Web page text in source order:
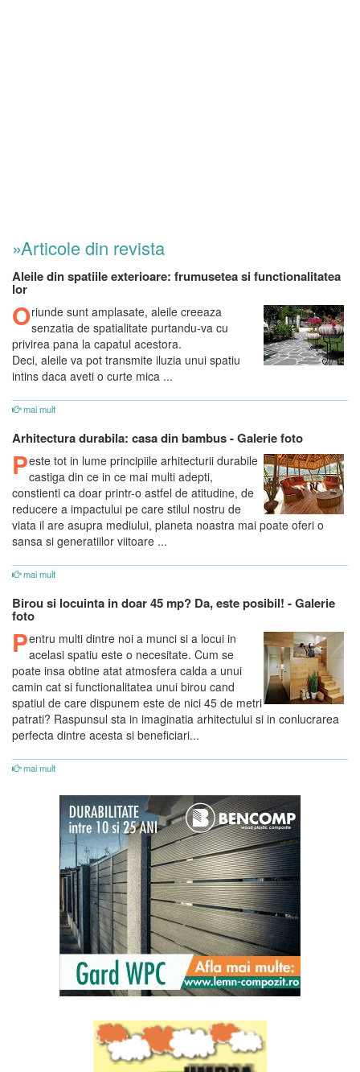
»Articole din revista
Aleile din spatiile exterioare: frumusetea si functionalitatea
lor
Oriunde sunt amplasate, aleile creeaza
senzatia de spatialitate purtandu-va cu
privirea pana la capatul acestora.
Deci, aleile va pot transmite iluzia unui spatiu
intins daca aveti o curte mica ...
mai mult
Arhitectura durabila: casa din bambus - Galerie foto
Peste tot in lume principiile arhitecturii durabile
castiga din ce in ce mai multi adepti,
constienti ca doar printr-o astfel de atitudine, de
reducere a impactului pe care stilul nostru de
viata il are asupra mediului, planeta noastra mai poate oferi o
sansa si generatiilor viitoare ...
mai mult
Birou si locuinta in doar 45 mp? Da, este posibil! - Galerie
foto
Pentru multi dintre noi a munci si a locui in
acelasi spatiu este o necesitate. Cum se
poate insa obtine atat atmosfera calda a unui
camin cat si functionalitatea unui birou cand
spatiul de care dispunem este de nici 45 de metri
patrati? Raspunsul sta in imaginatia arhitectului si in conlucrarea
perfecta dintre acesta si beneficiari...
mai mult